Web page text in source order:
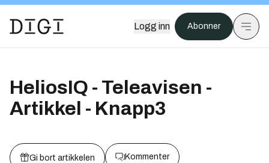
Logg inn Abonner
HeliosIQ - Teleavisen -
Artikkel - Knapp3
Gi bort artikkelen Kommenter